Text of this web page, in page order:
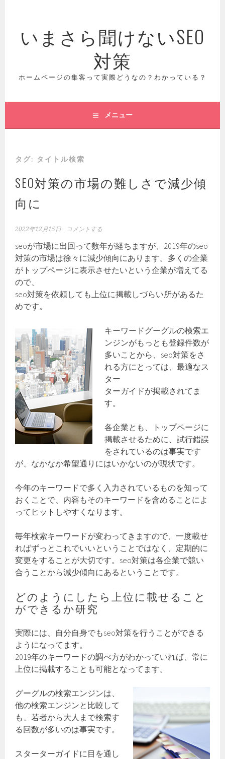
ッ
いまさら聞けないSEO
対策
ホームページの集客って実際どうなの？わかっている？
メニュー
タグ: タイトル検索
SEO対策の市場の難しさで減少傾
向に
2022年12月15日 コメントする
seoが市場に出回って数年が経ちますが、2019年のseo
対策の市場は徐々に減少傾向にあります。多くの企業
がトップページに表示させたいという企業が増えてる
ので、
seo対策を依頼しても上位に掲載しづらい所があるた
めです。
キーワードグーグルの検索エ
ンジンがもっとも登録件数が
多いことから、seo対策をさ
れる方にとっては、最適なス
ター
ターガイドが掲載されてま
す。
各企業とも、トップページに
掲載させるために、試行錯誤
をされているのは事実です
が、なかなか希望通りにはいかないのが現状です。
今年のキーワードで多く入力されているものを知って
おくことで、内容もそのキーワードを含めることによ
ってヒットしやすくなります。
毎年検索キーワードが変わってきますので、一度載せ
ればずっとこれでいいということではなく、定期的に
変更をすることが大切です。seo対策は各企業で競い
合うことから減少傾向にあるということです。
どのようにしたら上位に載せること
ができるか研究
実際には、自分自身でもseo対策を行うことができる
ようになってます。
2019年のキーワードの調べ方がわかっていれば、常に
上位に掲載することも可能となってます。
グーグルの検索エンジンは、
他の検索エンジンと比較して
も、若者から大人まで検索す
る回数が多いのは事実です。
スターターガイドに目を通し